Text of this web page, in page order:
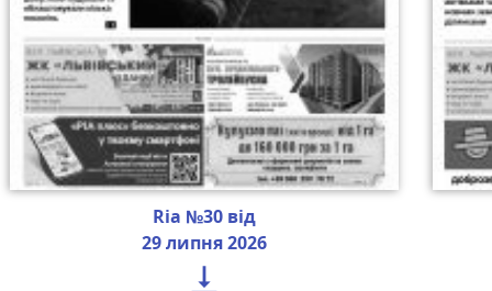
Ria №30 від
29 липня 2026
